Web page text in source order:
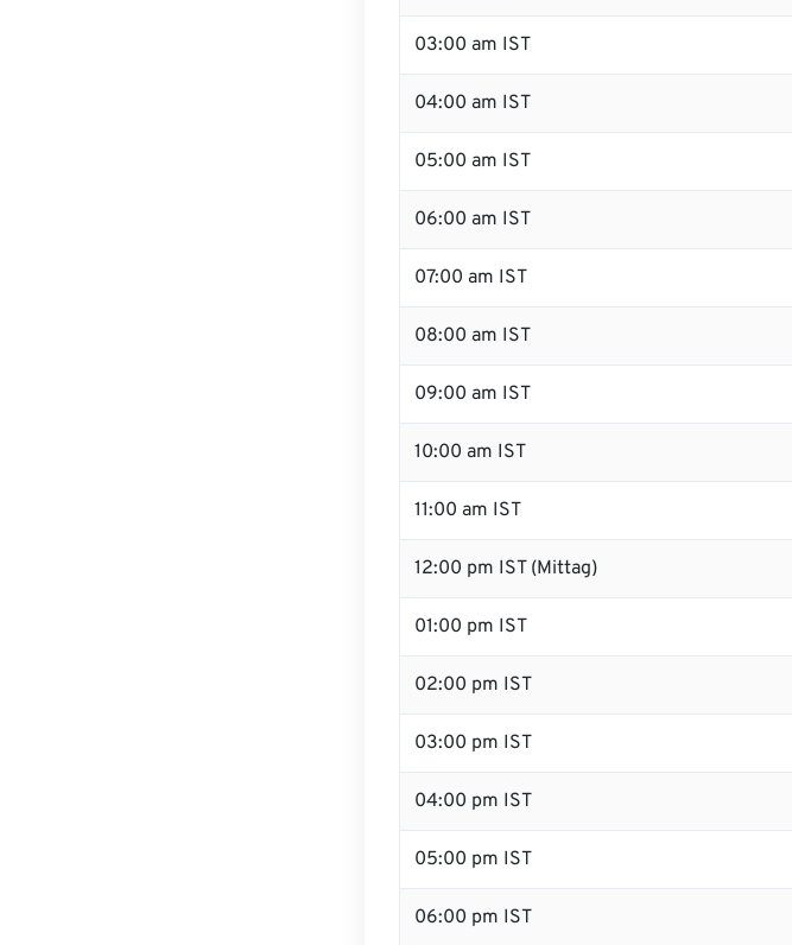
03:00 am IST
04:00 am IST
05:00 am IST
06:00 am IST
07:00 am IST
08:00 am IST
09:00 am IST
10:00 am IST
11:00 am IST
12:00 pm IST (Mittag)
01:00 pm IST
02:00 pm IST
03:00 pm IST
04:00 pm IST
05:00 pm IST
06:00 pm IST